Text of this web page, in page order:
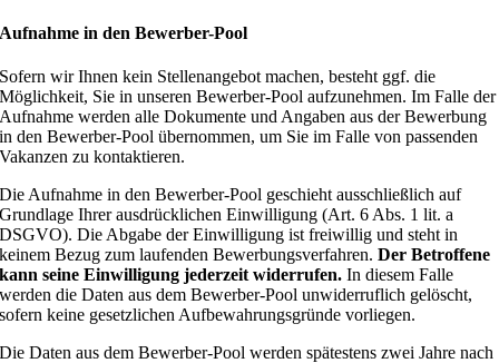
Aufnahme in den Bewerber-Pool
Sofern wir Ihnen kein Stellenangebot machen, besteht ggf. die
Möglichkeit, Sie in unseren Bewerber-Pool aufzunehmen. Im Falle der
Aufnahme werden alle Dokumente und Angaben aus der Bewerbung
in den Bewerber-Pool übernommen, um Sie im Falle von passenden
Vakanzen zu kontaktieren.
Die Aufnahme in den Bewerber-Pool geschieht ausschließlich auf
Grundlage Ihrer ausdrücklichen Einwilligung (Art. 6 Abs. 1 lit. a
DSGVO). Die Abgabe der Einwilligung ist freiwillig und steht in
keinem Bezug zum laufenden Bewerbungsverfahren.Der Betroffene
kann seine Einwilligung jederzeit widerrufen. In diesem Falle
werden die Daten aus dem Bewerber-Pool unwiderruflich gelöscht,
sofern keine gesetzlichen Aufbewahrungsgründe vorliegen.
Die Daten aus dem Bewerber-Pool werden spätestens zwei Jahre nach